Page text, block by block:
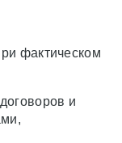
фактическом
и